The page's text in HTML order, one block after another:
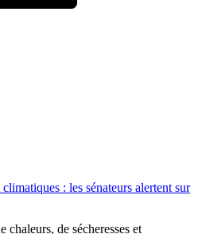
: les sénateurs alertent sur
de sécheresses et